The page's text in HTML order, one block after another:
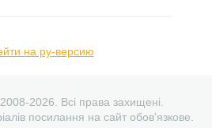
на ру-версию
2026. Всі права захищені.
посилання на сайт обов'язкове.